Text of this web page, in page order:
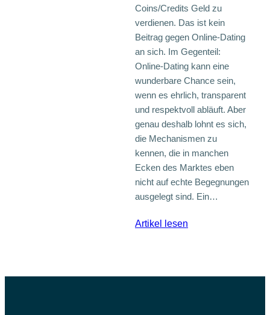
Coins/Credits Geld zu
verdienen. Das ist kein
Beitrag gegen Online-Dating
an sich. Im Gegenteil:
Online-Dating kann eine
wunderbare Chance sein,
wenn es ehrlich, transparent
und respektvoll abläuft. Aber
genau deshalb lohnt es sich,
die Mechanismen zu
kennen, die in manchen
Ecken des Marktes eben
nicht auf echte Begegnungen
ausgelegt sind. Ein…
Artikel lesen